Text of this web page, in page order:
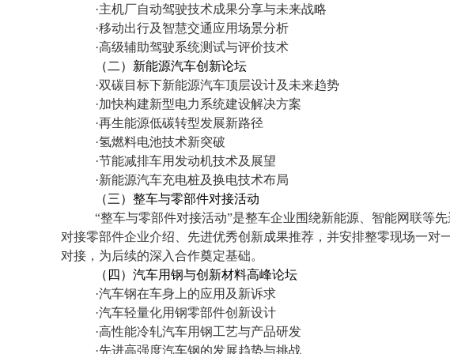
·主机厂自动驾驶技术成果分享与未来战略
·移动出行及智慧交通应用场景分析
·高级辅助驾驶系统测试与评价技术
（二）新能源汽车创新论坛
·双碳目标下新能源汽车顶层设计及未来趋势
·加快构建新型电力系统建设解决方案
·再生能源低碳转型发展新路径
·氢燃料电池技术新突破
·节能减排车用发动机技术及展望
·新能源汽车充电桩及换电技术布局
（三）整车与零部件对接活动
“整车与零部件对接活动”是整车企业围绕新能源、智能网联等
对接零部件企业介绍、先进优秀创新成果推荐，并安排整零现场一对
对接，为后续的深入合作奠定基础。
（四）汽车用钢与创新材料高峰论坛
·汽车钢在车身上的应用及新诉求
·汽车轻量化用钢零部件创新设计
·高性能冷轧汽车用钢工艺与产品研发
·先进高强度汽车钢的发展趋势与挑战